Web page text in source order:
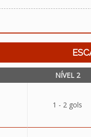
NÍVEL 2
1 - 2 gols